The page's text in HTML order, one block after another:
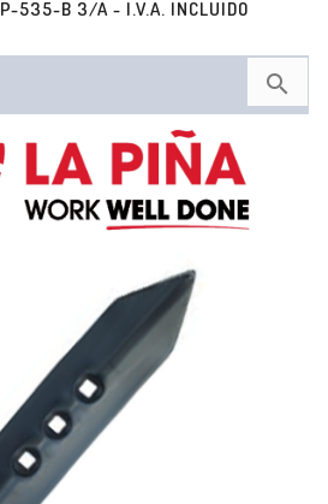
535-B 3/A - I.V.A. INCLUIDO
